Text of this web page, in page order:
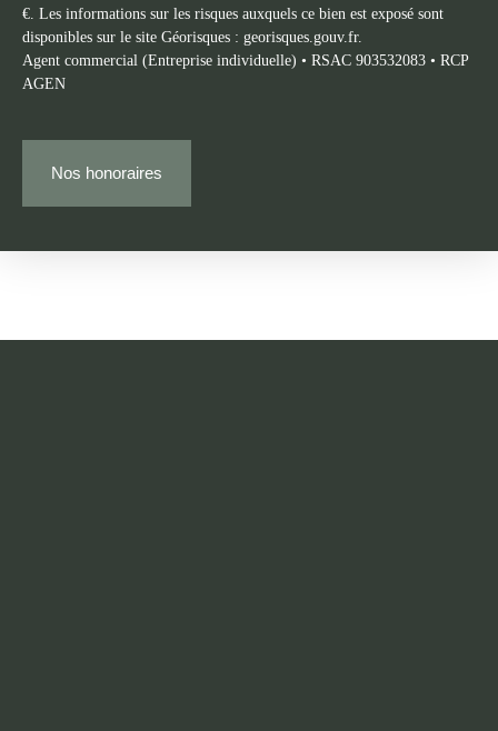
€. Les informations sur les risques auxquels ce bien est exposé sont
disponibles sur le site Géorisques : georisques.gouv.fr.
Agent commercial (Entreprise individuelle) • RSAC 903532083 • RCP
AGEN
Nos honoraires